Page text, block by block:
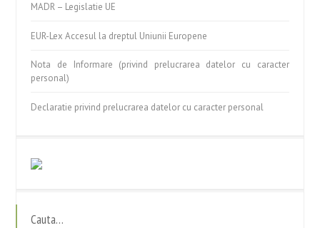
MADR – Legislatie UE
EUR-Lex Accesul la dreptul Uniunii Europene
Nota de Informare (privind prelucrarea datelor cu caracter
personal)
Declaratie privind prelucrarea datelor cu caracter personal
Cauta…